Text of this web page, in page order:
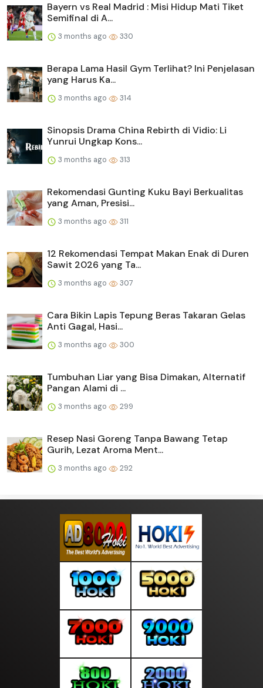
Bayern vs Real Madrid : Misi Hidup Mati Tiket
Semifinal di A...
3 months ago 330
Berapa Lama Hasil Gym Terlihat? Ini Penjelasan
yang Harus Ka...
3 months ago 314
Sinopsis Drama China Rebirth di Vidio: Li
Yunrui Ungkap Kons...
3 months ago 313
Rekomendasi Gunting Kuku Bayi Berkualitas
yang Aman, Presisi...
3 months ago 311
12 Rekomendasi Tempat Makan Enak di Duren
Sawit 2026 yang Ta...
3 months ago 307
Cara Bikin Lapis Tepung Beras Takaran Gelas
Anti Gagal, Hasi...
3 months ago 300
Tumbuhan Liar yang Bisa Dimakan, Alternatif
Pangan Alami di ...
3 months ago 299
Resep Nasi Goreng Tanpa Bawang Tetap
Gurih, Lezat Aroma Ment...
3 months ago 292